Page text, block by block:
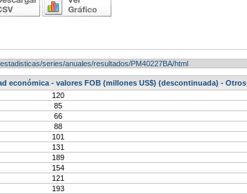
series/anuales/resultados/PM40227BA/html
económica - valores FOB (millones US$) (descontinuada) - Otros
120
85
66
88
101
131
189
154
121
193